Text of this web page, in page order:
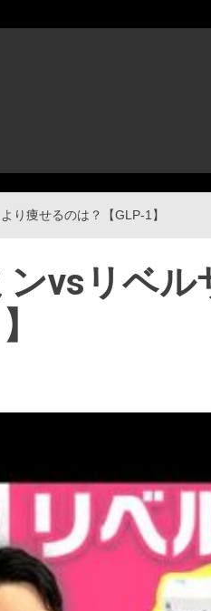
り痩せるのは？【GLP-1】
ンvsリベル